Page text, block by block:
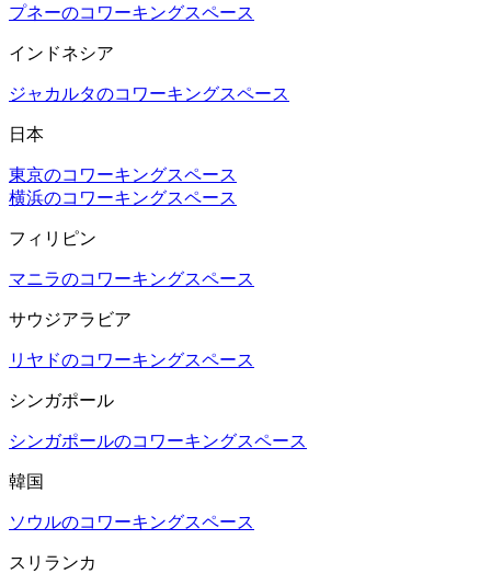
プネーのコワーキングスペース
インドネシア
ジャカルタのコワーキングスペース
日本
東京のコワーキングスペース
横浜のコワーキングスペース
フィリピン
マニラのコワーキングスペース
サウジアラビア
リヤドのコワーキングスペース
シンガポール
シンガポールのコワーキングスペース
韓国
ソウルのコワーキングスペース
スリランカ